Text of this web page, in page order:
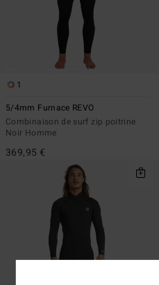
1
5/4mm Furnace REVO
Combinaison de surf zip poitrine
Noir Homme
369,95 €